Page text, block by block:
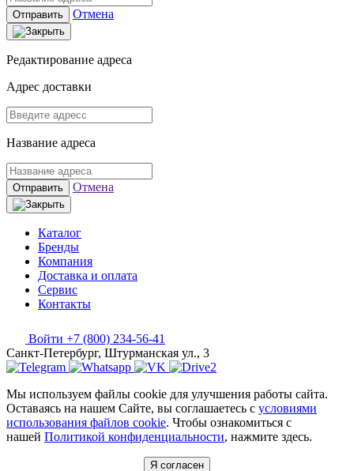
Отправить Отмена
Редактирование адреса
Адрес доставки
Название адреса
Отправить Отмена
Каталог
Бренды
Компания
Доставка и оплата
Сервис
Контакты
Войти +7 (800) 234-56-41
Санкт-Петербург, Штурманская ул., 3
Мы используем файлы cookie для улучшения работы сайта.
Оставаясь на нашем Сайте, вы соглашаетесь с условиями
использования файлов cookie. Чтобы ознакомиться с
нашей Политикой конфиденциальности, нажмите здесь.
Я согласен